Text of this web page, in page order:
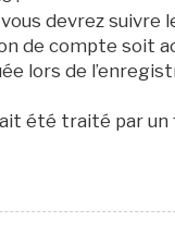
devrez suivre
de compte soit
lors de
ait été traité par